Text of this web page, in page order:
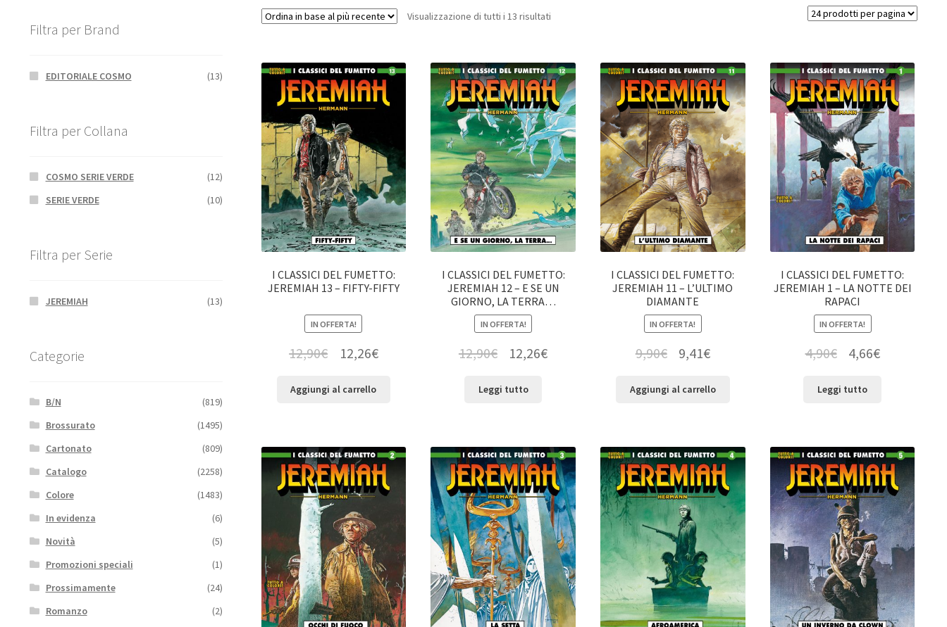
Visualizzazione di tutti i 13 risultati
I CLASSICI DEL FUMETTO:
JEREMIAH 13 – FIFTY-FIFTY
IN OFFERTA!
12,90€ 12,26€
Aggiungi al carrello
I CLASSICI DEL FUMETTO:
JEREMIAH 12 – E SE UN
GIORNO, LA TERRA…
IN OFFERTA!
12,90€ 12,26€
Leggi tutto
I CLASSICI DEL FUMETTO:
JEREMIAH 11 – L’ULTIMO
DIAMANTE
IN OFFERTA!
9,90€ 9,41€
Aggiungi al carrello
I CLASSICI DEL FUMETTO:
JEREMIAH 1 – LA NOTTE DEI
RAPACI
IN OFFERTA!
4,90€ 4,66€
Leggi tutto
Filtra per Brand
EDITORIALE COSMO (13)
Filtra per Collana
COSMO SERIE VERDE
(12)
SERIE VERDE
(10)
Filtra per Serie
JEREMIAH (13)
Categorie
B/N
(819)
Brossurato
(1495)
Cartonato
(809)
Catalogo
(2258)
Colore
(1483)
In evidenza
(6)
Novità
(5)
Promozioni speciali
(1)
Prossimamente
(24)
Romanzo
(2)